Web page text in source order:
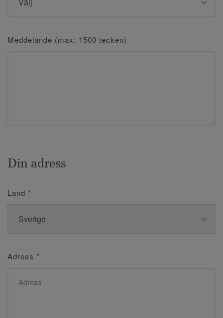
Meddelande (max: 1500 tecken)
Din adress
Land *
Adress *